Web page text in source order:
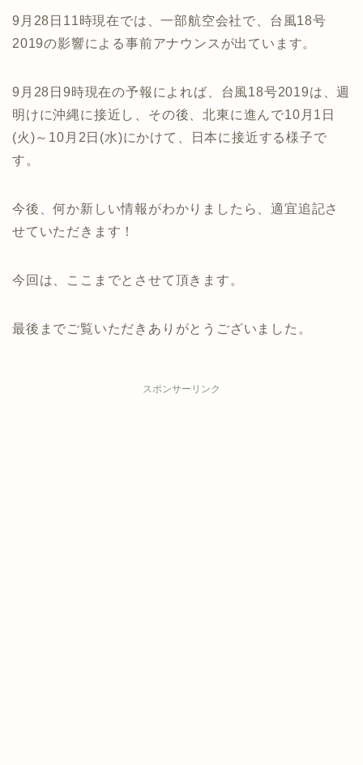
9月28日11時現在では、一部航空会社で、台風18号
2019の影響による事前アナウンスが出ています。
9月28日9時現在の予報によれば、台風18号2019は、週
明けに沖縄に接近し、その後、北東に進んで10月1日
(火)～10月2日(水)にかけて、日本に接近する様子で
す。
今後、何か新しい情報がわかりましたら、適宜追記さ
せていただきます！
今回は、ここまでとさせて頂きます。
最後までご覧いただきありがとうございました。
スポンサーリンク